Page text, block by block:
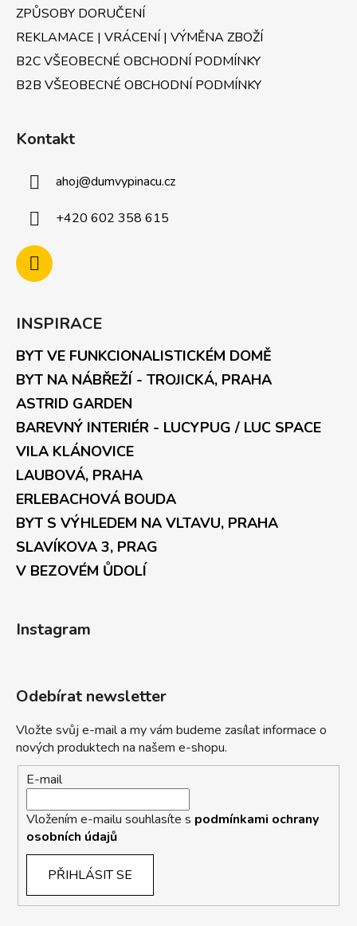
ZPŮSOBY DORUČENÍ
REKLAMACE | VRÁCENÍ | VÝMĚNA ZBOŽÍ
B2C VŠEOBECNÉ OBCHODNÍ PODMÍNKY
B2B VŠEOBECNÉ OBCHODNÍ PODMÍNKY
Kontakt
ahoj@dumvypinacu.cz
+420 602 358 615
INSPIRACE
BYT VE FUNKCIONALISTICKÉM DOMĚ
BYT NA NÁBŘEŽÍ - TROJICKÁ, PRAHA
ASTRID GARDEN
BAREVNÝ INTERIÉR - LUCYPUG / LUC SPACE
VILA KLÁNOVICE
LAUBOVÁ, PRAHA
ERLEBACHOVÁ BOUDA
BYT S VÝHLEDEM NA VLTAVU, PRAHA
SLAVÍKOVA 3, PRAG
V BEZOVÉM ŮDOLÍ
Instagram
Odebírat newsletter
Vložte svůj e-mail a my vám budeme zasílat informace o
nových produktech na našem e-shopu.
E-mail
Vložením e-mailu souhlasíte s podmínkami ochrany
osobních údajů
PŘIHLÁSIT SE